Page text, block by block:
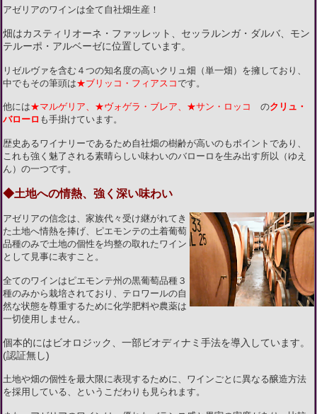
アゼリアのワインは全て自社畑生産！
畑はカスティリオーネ・ファッレット、セッラルンガ・ダルバ、モン
テルーポ・アルベーゼに位置しています。
リゼルヴァを含む４つの知名度の高いクリュ畑（単一畑）を擁しており、
中でもその筆頭は★ブリッコ・フィアスコです。
他には★マルゲリア、★ヴォゲラ・ブレア、★サン ・ロッコ のクリュ・
バローロ も手掛けています。
歴史あるワイナリーであるため自社畑の樹齢が高いのもポイントであり、
これも強く魅了される素晴らしい味わいのバローロを生み出す所以（ゆえ
ん）の一つです。
◆土地への情熱、強く深い味わい
アゼリアの信念は、家族代々受け継がれてき
た土地へ情熱を捧げ、ピエモンテの土着葡萄
品種のみで土地の個性を均整の取れたワイン
として見事に表すこと。
全てのワインはピエモンテ州の黒葡萄品種３
種のみから栽培されており、テロワールの自
然な状態を尊重するために化学肥料や農薬は
一切使用しません。
個本的にはビオロジック、一部ビオディナミ手法を導入しています。
(認証無し)
土地や畑の個性を最大限に表現するために、ワインごとに異なる醸造方法
を採用している、というこだわりも見られます。